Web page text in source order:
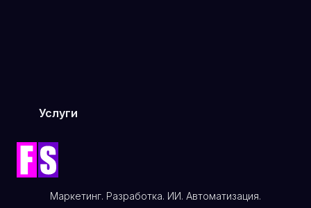
Услуги
Веб-разработка и дизайн
Маркетинг. Разработка. ИИ. Автоматизация.